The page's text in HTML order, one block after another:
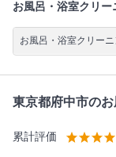
お風呂・浴室クリー
お風呂・浴室クリー
東京都府中市の
累計評価